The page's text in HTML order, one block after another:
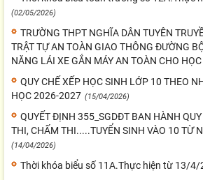
(02/05/2026)
TRƯỜNG THPT NGHĨA DÂN TUYÊN
TRẬT TỰ AN TOÀN GIAO THÔNG ĐƯỜNG
NĂNG LÁI XE GẮN MÁY AN TOÀN CHO
QUY CHẾ XẾP HỌC SINH LỚP 10 THEO
HỌC 2026-2027 (15/04/2026)
QUYẾT ĐỊNH 355_SGDĐT BAN HÀNH
THI, CHẤM THI.....TUYỂN SINH VÀO 10 TỪ
(14/04/2026)
Thời khóa biểu số 11A.Thực hiện từ 13/4/